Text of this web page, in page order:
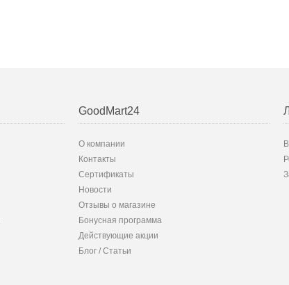
GoodMart24
О компании
Контакты
Сертификаты
Новости
Отзывы о магазине
Бонусная программа
Действующие акции
Блог / Статьи